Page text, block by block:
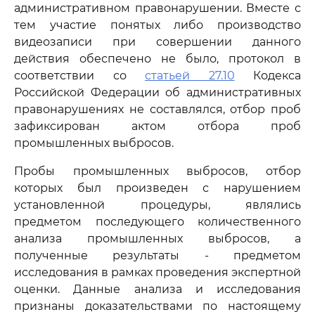
административном правонарушении. Вместе с
тем участие понятых либо производство
видеозаписи при совершении данного
действия обеспечено не было, протокол в
соответствии со статьей 27.10 Кодекса
Российской Федерации об административных
правонарушениях не составлялся, отбор проб
зафиксирован актом отбора проб
промышленных выбросов.
Пробы промышленных выбросов, отбор
которых был произведен с нарушением
установленной процедуры, являлись
предметом последующего количественного
анализа промышленных выбросов, а
полученные результаты - предметом
исследования в рамках проведения экспертной
оценки. Данные анализа и исследования
признаны доказательствами по настоящему